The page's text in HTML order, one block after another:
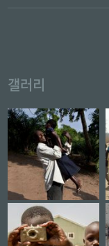
갤러리